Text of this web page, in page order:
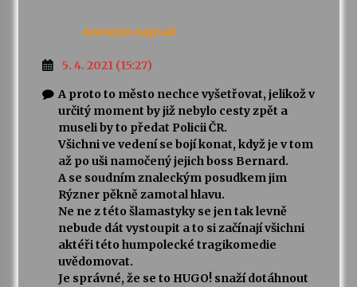
Anonym napsal:
5. 4. 2021 (15:27)
A proto to město nechce vyšetřovat, jelikož v
určitý moment by již nebylo cesty zpět a
museli by to předat Policii ČR.
Všichni ve vedení se bojí konat, když je v tom
až po uši namočený jejich boss Bernard.
A se soudním znaleckým posudkem jim
Rýzner pěkně zamotal hlavu.
Ne ne z této šlamastyky se jen tak levně
nebude dát vystoupit a to si začínají všichni
aktéři této humpolecké tragikomedie
uvědomovat.
Je správné, že se to HUGO! snaží dotáhnout